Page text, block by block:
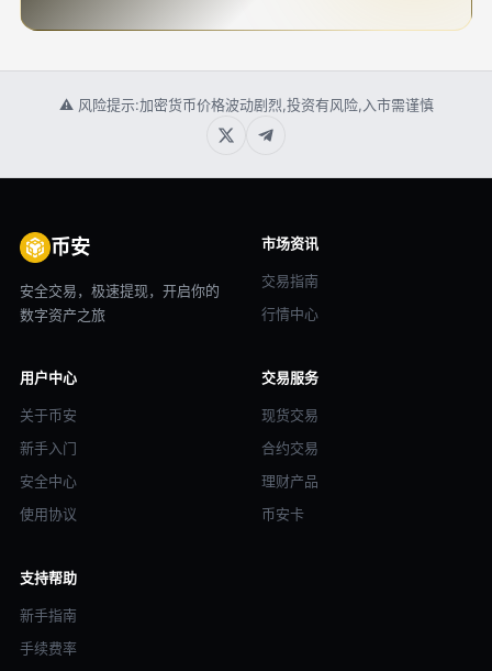
⚠ 风险提示:加密货币价格波动剧烈,投资有风险,入市需谨慎
币安
安全交易，极速提现，开启你的
数字资产之旅
市场资讯
交易指南
行情中心
用户中心
关于币安
新手入门
安全中心
使用协议
交易服务
现货交易
合约交易
理财产品
币安卡
支持帮助
新手指南
手续费率